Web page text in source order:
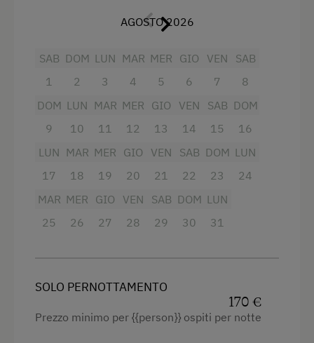
Fornello elettrico a quattro piastre
Radio
Vista sulla montagna
Forno
Vasca con doccia combinata
Balcone/terrazza
Asciugamani
Riscaldamento
AGOSTO 2026
SAB
1
DOM
2
LUN
3
MAR
4
MER
5
GIO
6
VEN
7
SAB
8
DOM
9
LUN
10
MAR
11
MER
12
GIO
13
VEN
14
SAB
15
DOM
16
LUN
17
MAR
18
MER
19
GIO
20
VEN
21
SAB
22
DOM
23
LUN
24
MAR
25
MER
26
GIO
27
VEN
28
SAB
29
DOM
30
LUN
31
SOLO PERNOTTAMENTO
170 €
Prezzo minimo per {{person}} ospiti per notte